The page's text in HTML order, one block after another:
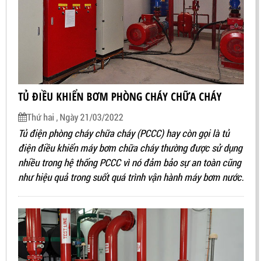
TỦ ĐIỀU KHIỂN BƠM PHÒNG CHÁY CHỮA CHÁY
Thứ hai , Ngày 21/03/2022
Tủ điện phòng cháy chữa cháy (PCCC) hay còn gọi là tủ
điện điều khiển máy bơm chữa cháy thường được sử dụng
nhiều trong hệ thống PCCC vì nó đảm bảo sự an toàn cũng
như hiệu quả trong suốt quá trình vận hành máy bơm nước.